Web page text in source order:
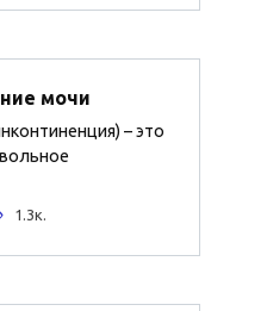
мочи
– это
1.3к.